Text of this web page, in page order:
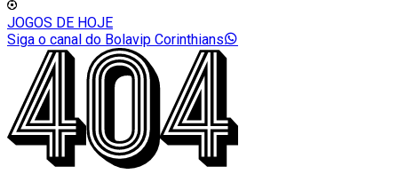
JOGOS DE HOJE
Siga o canal do Bolavip Corinthians